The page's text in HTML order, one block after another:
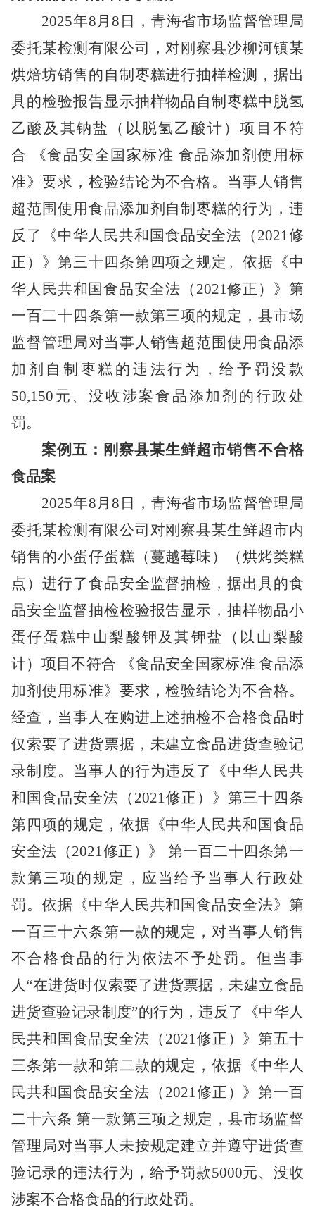
2025年8月8日，青海省市场监督管理局
委托某检测有限公司，对刚察县沙柳河镇某
烘焙坊销售的自制枣糕进行抽样检测
，据出
具的检验报告显示抽样物品自制枣糕中脱氢
乙酸及其钠盐（以脱氢乙酸计）项目不符
合
《食品安全国家标准 食品添加剂使用标
准》要求，检验结论为不合格。 当事人销售
超范围使用食品添加剂自制枣糕的行为，违
反了
《中华人民共和国食品安全法 （ 2021修
正 ） 》第三十四条第四项之规定 。依据 《中
华人民共和国食品安全法 （ 2021修正 ） 》第
一百二十四条第一款第三项的规定，县市场
监督管理局对当事人销售超范围使用食品添
加剂自制枣糕 的违法行为
，给予罚没款
50,150 元、没收涉案食品添加剂的行政处
罚。
案例五：刚察县某生鲜超市销售不合格
食品案
2025年8月8日，青海省市场监督管理局
委托某检测有限公司对刚察县某生鲜超市内
销售的小蛋仔蛋糕（蔓越莓味）（烘烤类糕
点）进行了食品安全监督抽检 ，据出具的食
品安全监督抽检检验报告显示，抽样物品小
蛋仔蛋糕中 山梨酸钾及其钾盐（以山梨酸
计）项目不符合
《食品安全国家标准 食品添
加剂使用标准》要求，检验结论为不合格。
经查， 当事人在购进上述抽检不合格食品时
仅索要了进货票据，未建立食品进货查验记
录制度。 当事人的行为违反了
《中华人民共
和国食品安全法 （ 2021修正 ） 》第三十四条
第四项的规定 ， 依据 《中华人民共和国食品
安全法 （2021修正 ） 》 第一百二十四条第一
款第三项的规定，应当给予当事人行政处
罚。 依据《中华人民共和国食品安全法》第
一百三十六条第一款的规定 ，对当事人销售
不合格食品的行为依法不予处罚 。 但当事
人“在进货时仅索要了进货票据，未建立食品
进货查验记录制度”的行为，违反了
《中华人
民共和国食品安全法 （ 2021修正 ） 》第五十
三条第一款和第二款的规定 ，依据 《中华人
民共和国食品安全法 （ 2021修正 ） 》第一百
二十六条 第一款第三项之规定，县市场监督
管理局对当事人未按规定建立并遵守进货查
验记录的违法行为 ，给予罚款5000元、没收
涉案不合格食品的行政处罚。